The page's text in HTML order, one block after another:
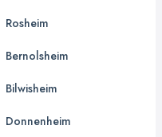
Rosheim
Bernolsheim
Bilwisheim
Donnenheim